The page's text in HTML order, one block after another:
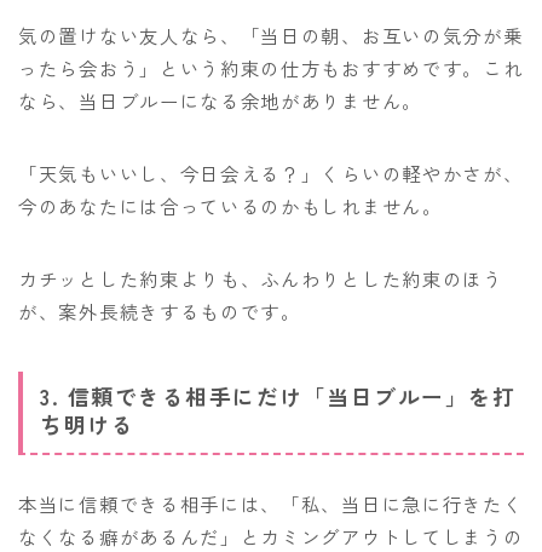
気の置けない友人なら、「当日の朝、お互いの気分が乗
ったら会おう」という約束の仕方もおすすめです。これ
なら、当日ブルーになる余地がありません。
「天気もいいし、今日会える？」くらいの軽やかさが、
今のあなたには合っているのかもしれません。
カチッとした約束よりも、ふんわりとした約束のほう
が、案外長続きするものです。
3. 信頼できる相手にだけ「当日ブルー」を打
ち明ける
本当に信頼できる相手には、「私、当日に急に行きたく
なくなる癖があるんだ」とカミングアウトしてしまうの